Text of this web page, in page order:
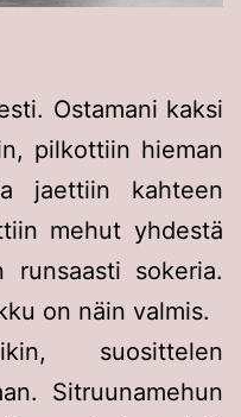
Ostamani kaksi
pilkottiin hieman
jaettiin kahteen
mehut yhdestä
runsaasti sokeria.
on näin valmis.
suosittelen
Sitruunamehun